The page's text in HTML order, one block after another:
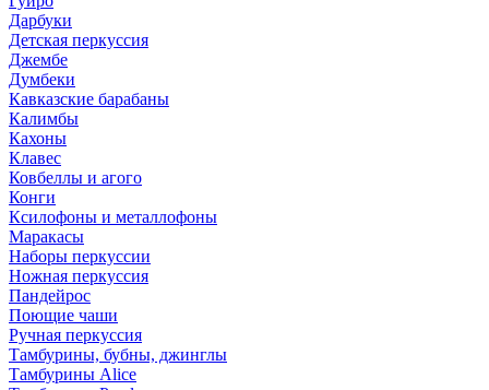
Дарбуки
Детская перкуссия
Джембе
Думбеки
Кавказские барабаны
Калимбы
Кахоны
Клавес
Ковбеллы и агого
Конги
Ксилофоны и металлофоны
Маракасы
Наборы перкуссии
Ножная перкуссия
Пандейрос
Поющие чаши
Ручная перкуссия
Тамбурины, бубны, джинглы
Тамбурины Alice